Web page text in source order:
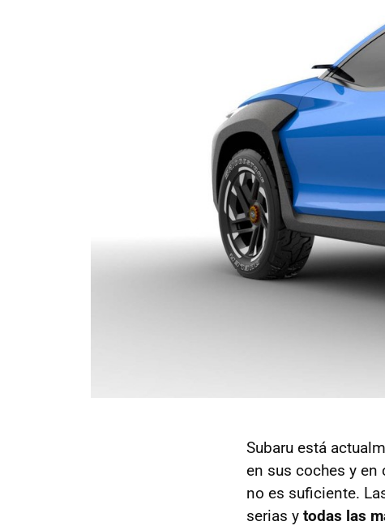
Subaru está
en sus coches y
no es suficiente.
serias y todas las